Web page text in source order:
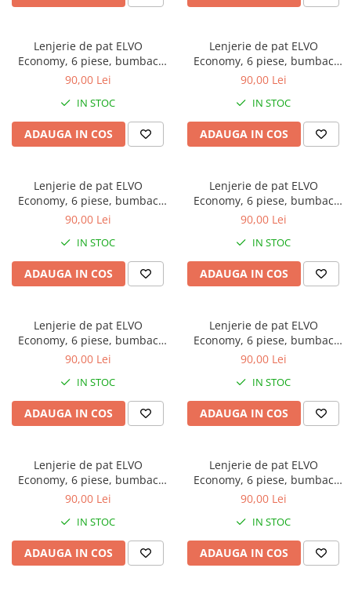
Bumbac satinat
Compatibile cu saltea
90x200cm
140x200cm
200x200cm
200x220cm
Cu elastic
Normal - fara elastic
Alba
Neagra
Gri
Mov
Bej
Imprimeu
Lenjerie de pat ELVO
Economy, 6 piese, bumbac
policoton, crem, cu trandafiri
90,00 Lei
IN STOC
ADAUGA IN COS
Lenjerie de pat ELVO
Economy, 6 piese, bumbac
policoton, alba, cu stelute
90,00 Lei
IN STOC
ADAUGA IN COS
Lenjerie de pat ELVO
Economy, 6 piese, bumbac
policoton, alba, cu flori mov
90,00 Lei
IN STOC
ADAUGA IN COS
Lenjerie de pat ELVO
Economy, 6 piese, bumbac
policoton, alba, cu copaci
90,00 Lei
IN STOC
ADAUGA IN COS
Lenjerie de pat ELVO
Economy, 6 piese, bumbac
policoton, gri, cu flori mov
90,00 Lei
IN STOC
ADAUGA IN COS
Lenjerie de pat ELVO
Economy, 6 piese, bumbac
policoton, alba, cu flori roz
90,00 Lei
IN STOC
ADAUGA IN COS
Lenjerie de pat ELVO
Economy, 6 piese, bumbac
policoton, alba, cu flori
90,00 Lei
IN STOC
ADAUGA IN COS
Lenjerie de pat ELVO
Economy, 6 piese, bumbac
policoton, gri, cu flori albe
90,00 Lei
IN STOC
ADAUGA IN COS